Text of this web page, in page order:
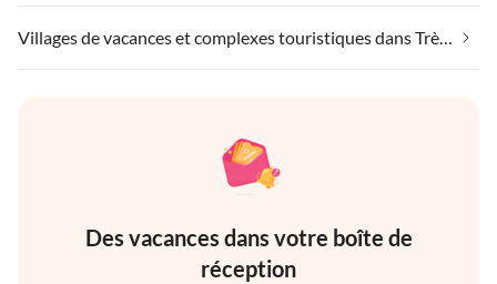
Villages de vacances et complexes touristiques dans Trèfle de coq
Des vacances dans votre boîte de
réception